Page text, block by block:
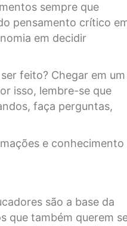
sempre que
pensamento crítico
em decidir
feito? Chegar em um
isso, lembre-se que
faça perguntas,
e conhecimento
são a base da
que também querem